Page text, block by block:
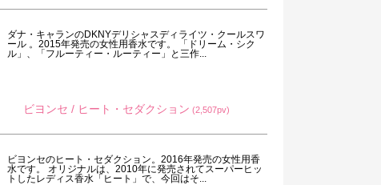
ダナ・キャランのDKNYデリシャスディライツ・クールスワ
ール 。2015年発売の女性用香水です。 「ドリーム・シク
ル」、「フルーティー・ルーティー」と三作...
ビヨンセ / ヒート・セダクション (2,507pv)
ビヨンセのヒート・セダクション。2016年発売の女性用香
水です。 オリジナルは、2010年に発売されてスーパーヒッ
トしたレディス香水「ヒート」で、今回はそ...